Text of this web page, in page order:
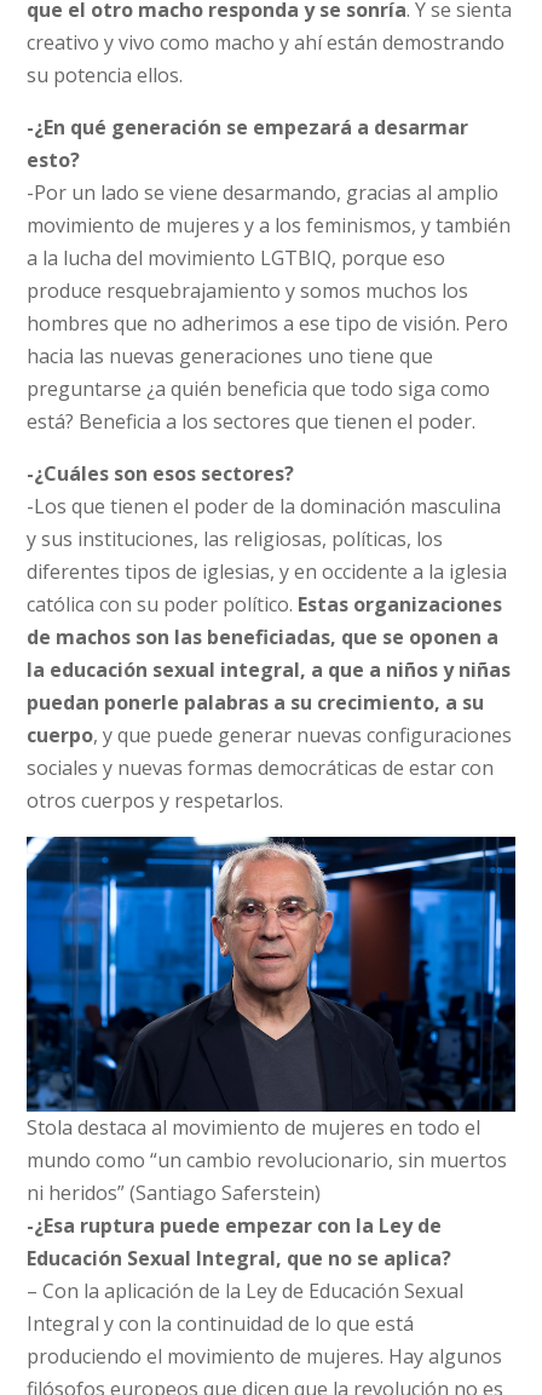
que el otro macho responda y se sonría. Y se sienta
creativo y vivo como macho y ahí están demostrando
su potencia ellos.
-¿En qué generación se empezará a desarmar
esto?
-Por un lado se viene desarmando, gracias al amplio
movimiento de mujeres y a los feminismos, y también
a la lucha del movimiento LGTBIQ, porque eso
produce resquebrajamiento y somos muchos los
hombres que no adherimos a ese tipo de visión. Pero
hacia las nuevas generaciones uno tiene que
preguntarse ¿a quién beneficia que todo siga como
está? Beneficia a los sectores que tienen el poder.
-¿Cuáles son esos sectores?
-Los que tienen el poder de la dominación masculina
y sus instituciones, las religiosas, políticas, los
diferentes tipos de iglesias, y en occidente a la iglesia
católica con su poder político. Estas organizaciones
de machos son las beneficiadas, que se oponen a
la educación sexual integral, a que a niños y niñas
puedan ponerle palabras a su crecimiento, a su
cuerpo, y que puede generar nuevas configuraciones
sociales y nuevas formas democráticas de estar con
otros cuerpos y respetarlos.
Stola destaca al movimiento de mujeres en todo el
mundo como “un cambio revolucionario, sin muertos
ni heridos” (Santiago Saferstein)
-¿Esa ruptura puede empezar con la Ley de
Educación Sexual Integral, que no se aplica?
– Con la aplicación de la Ley de Educación Sexual
Integral y con la continuidad de lo que está
produciendo el movimiento de mujeres. Hay algunos
filósofos europeos que dicen que la revolución no es